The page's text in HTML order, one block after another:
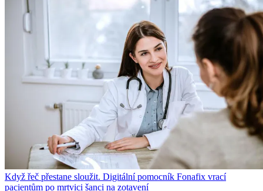
Když řeč přestane sloužit. Digitální pomocník Fonafix vrací
pacientům po mrtvici šanci na zotavení